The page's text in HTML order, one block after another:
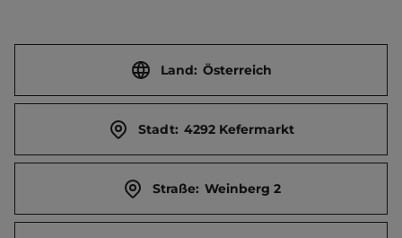
Land: Österreich
Stadt: 4292 Kefermarkt
Straße: Weinberg 2